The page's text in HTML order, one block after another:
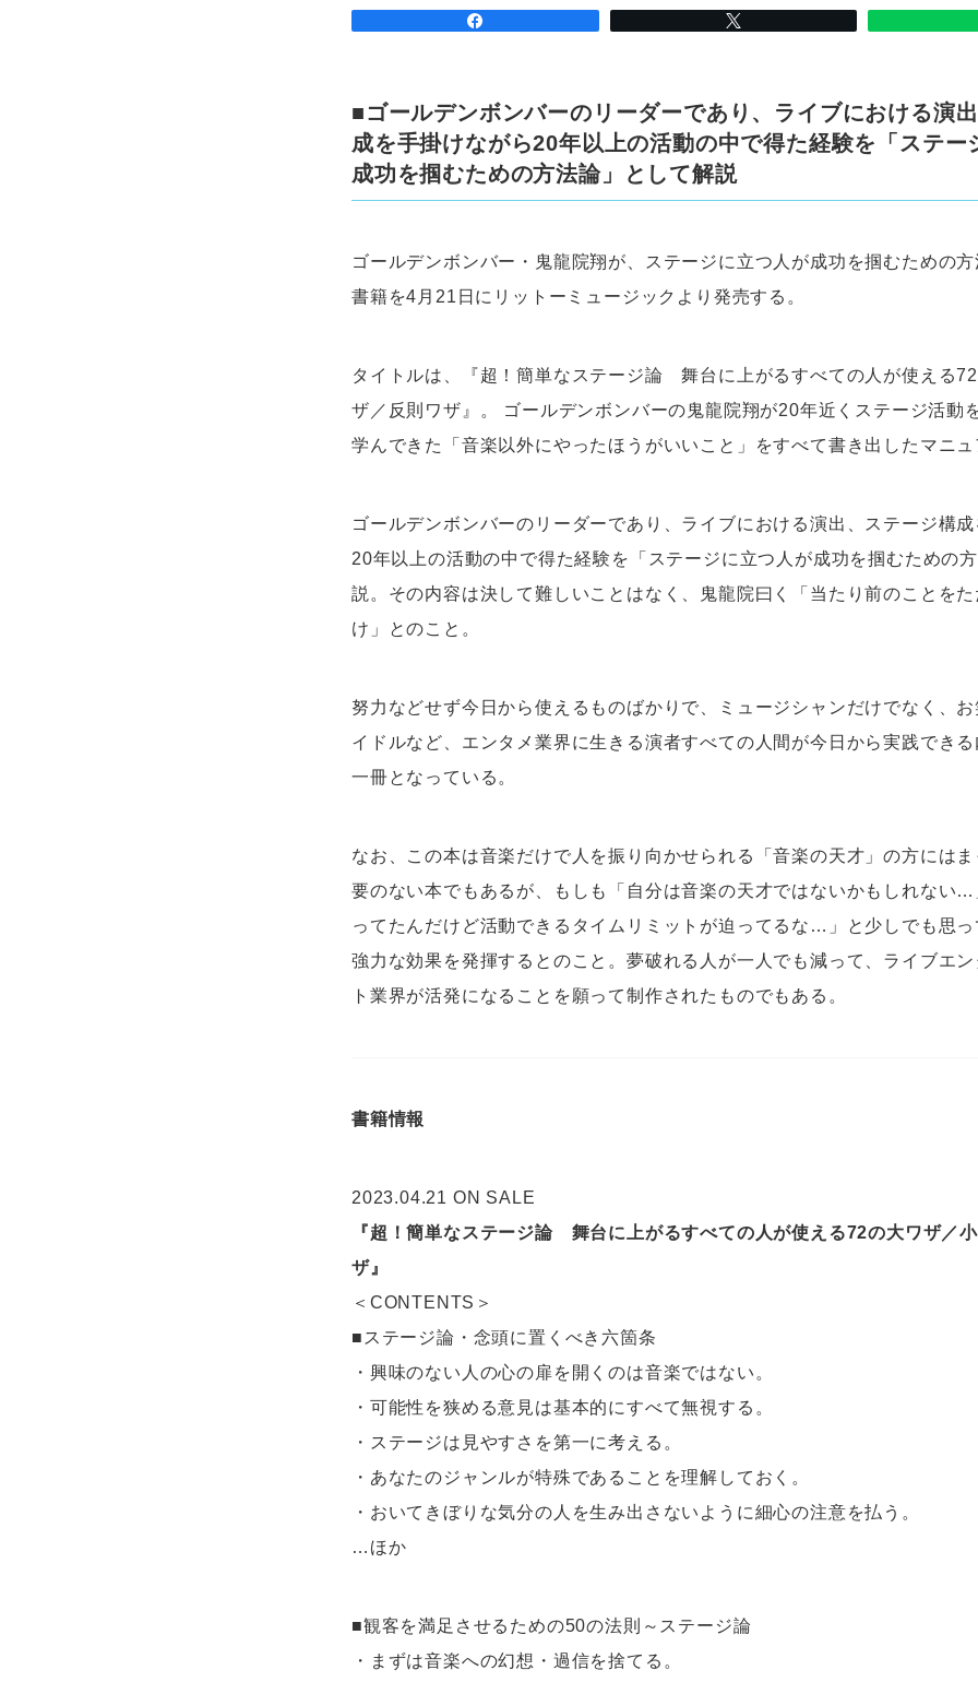
■ゴールデンボンバーのリーダーであり、ライブにおける演
成を手掛けながら20年以上の活動の中で得た経験を「ステー
成功を掴むための方法論」として解説
ゴールデンボンバー・鬼龍院翔が、ステージに立つ人が成功を掴むための
書籍を4月21日にリットーミュージックより発売する。
タイトルは、『超！簡単なステージ論 舞台に上がるすべての人が使える
ザ／反則ワザ』。 ゴールデンボンバーの鬼龍院翔が20年近くステージ活動
学んできた「音楽以外にやったほうがいいこと」をすべて書き出したマニュ
ゴールデンボンバーのリーダーであり、ライブにおける演出、ステージ構
20年以上の活動の中で得た経験を「ステージに立つ人が成功を掴むための
説。その内容は決して難しいことはなく、鬼龍院曰く「当たり前のことを
け」とのこと。
努力などせず今日から使えるものばかりで、ミュージシャンだけでなく、
イドルなど、エンタメ業界に生きる演者すべての人間が今日から実践でき
一冊となっている。
なお、この本は音楽だけで人を振り向かせられる「音楽の天才」の方には
要のない本でもあるが、もしも「自分は音楽の天才ではないかもしれない…
ってたんだけど活動できるタイムリミットが迫ってるな…」と少しでも思っ
強力な効果を発揮するとのこと。夢破れる人が一人でも減って、ライブエ
ト業界が活発になることを願って制作されたものでもある。
書籍情報
2023.04.21 ON SALE
『超！簡単なステージ論 舞台に上がるすべての人が使える72の大ワザ／
ザ』
＜CONTENTS＞
■ステージ論・念頭に置くべき六箇条
・興味のない人の心の扉を開くのは音楽ではない。
・可能性を狭める意見は基本的にすべて無視する。
・ステージは見やすさを第一に考える。
・あなたのジャンルが特殊であることを理解しておく。
・おいてきぼりな気分の人を生み出さないように細心の注意を払う。
…ほか
■観客を満足させるための50の法則～ステージ論
・まずは音楽への幻想・過信を捨てる。